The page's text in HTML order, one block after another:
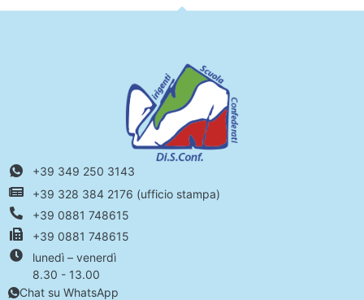
+39 349 250 3143
+39 328 384 2176 (ufficio stampa)
+39 0881 748615
+39 0881 748615
lunedì – venerdì
8.30 - 13.00
Chat su WhatsApp